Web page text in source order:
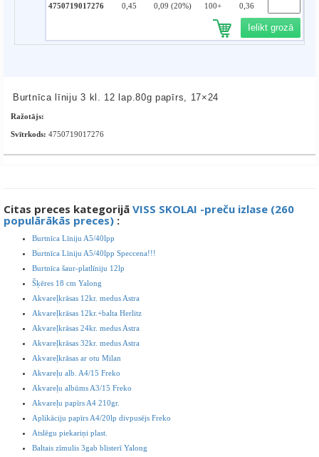
4750719017276 0,45 0,09 (20%) 100+ 0,36
Ielikt grozā
Burtnīca līniju 3 kl. 12 lap.80g papīrs, 17×24
Ražotājs:
Svītrkods: 4750719017276
Citas preces kategorijā VISS SKOLAI -preču izlase (260
populārākās preces) :
Burtnīca Līniju A5/40lpp
Burtnīca Līniju A5/40lpp Speccena!!!
Burtnīca šaur-platlīniju 12lp
Šķēres 18 cm Yalong
Akvareļkrāsas 12kr. medus Astra
Akvareļkrāsas 12kr.+balta Herlitz
Akvareļkrāsas 24kr. medus Astra
Akvareļkrāsas 32kr. medus Astra
Akvareļkrāsas ar otu Milan
Akvareļu alb. A4/15 Freko
Akvareļu albūms A3/15 Freko
Akvareļu papīrs A4 210gr.
Aplikāciju papīrs A4/20lp divpusējs Freko
Atslēgu piekariņi plast.
Baltais zīmulis 3gab blisterī Yalong